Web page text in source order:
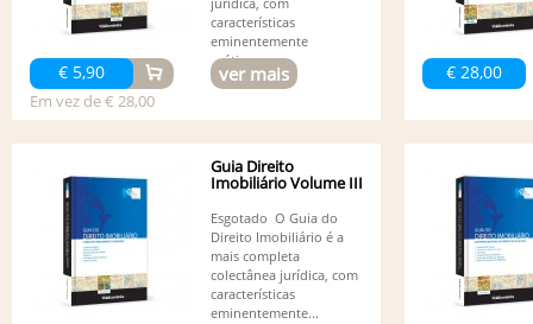
€ 5,90
Em vez de € 28,00
características
eminentemente
práticas,...
ver mais € 28,00
Guia Direito
Imobiliário Volume III
Esgotado O Guia do
Direito Imobiliário é a
mais completa
colectânea jurídica, com
características
eminentemente...